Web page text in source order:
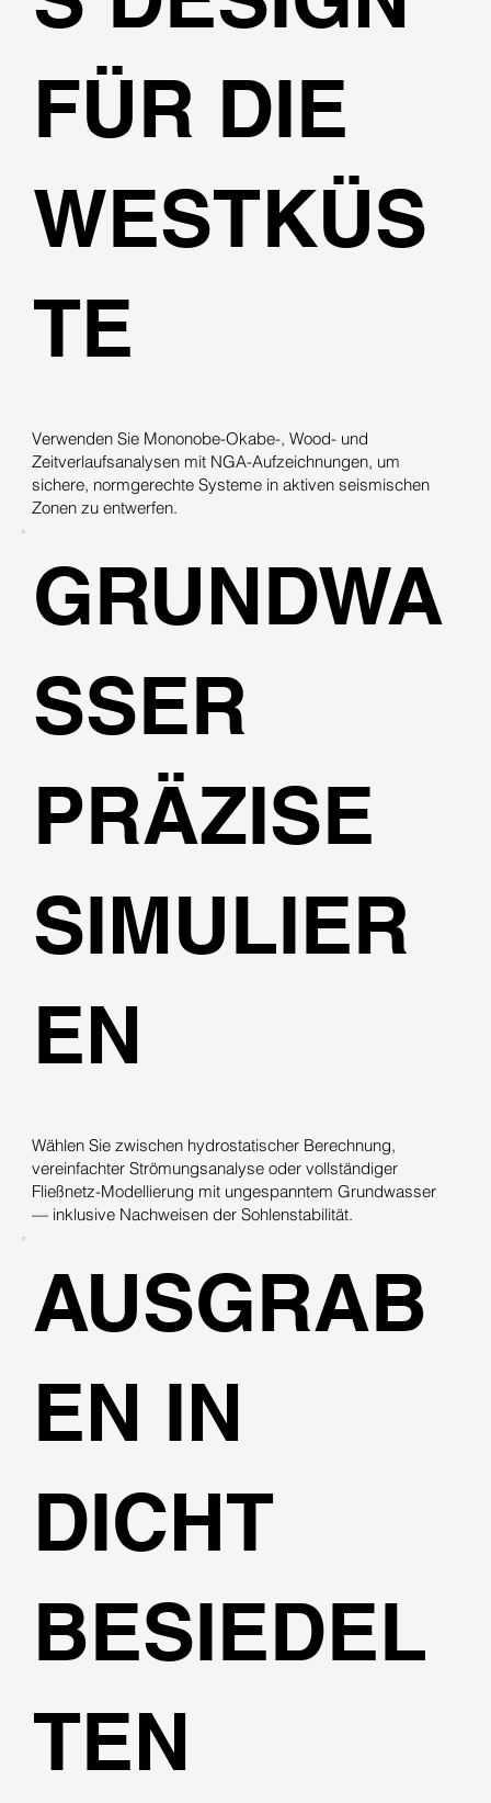
Verwenden Sie Mononobe-Okabe-, Wood- und
Zeitverlaufsanalysen mit NGA-Aufzeichnungen, um
sichere, normgerechte Systeme in aktiven seismischen
Zonen zu entwerfen.
FÜR DIE
WESTKÜS
TE
Wählen Sie zwischen hydrostatischer Berechnung,
vereinfachter Strömungsanalyse oder vollständiger
Fließnetz-Modellierung mit ungespanntem Grundwasser
— inklusive Nachweisen der Sohlenstabilität.
GRUNDWA
SSER
PRÄZISE
SIMULIER
EN
AUSGRAB
EN IN
DICHT
BESIEDEL
TEN